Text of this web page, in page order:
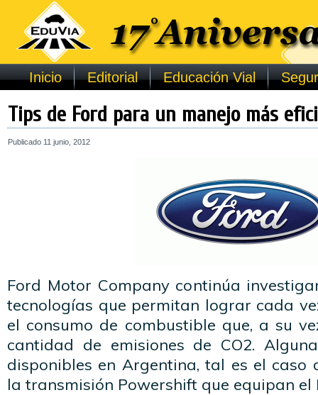
Inicio Editorial Educación Vial
Tips de Ford para un manejo más
Publicado 11 junio, 2012
Ford Motor Company continúa
tecnologías que permitan lograr cada
el consumo de combustible que, a su
cantidad de emisiones de CO2.
disponibles en Argentina, tal es el caso
la transmisión Powershift que equipan el